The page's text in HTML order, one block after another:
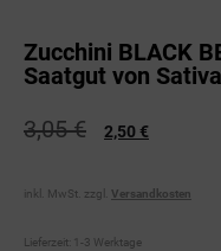
Zucchini BLACK
Saatgut von Sativa
3,05€ 2,50€
inkl. MwSt. zzgl. Versandkosten
Lieferzeit: 1-3 Werktage